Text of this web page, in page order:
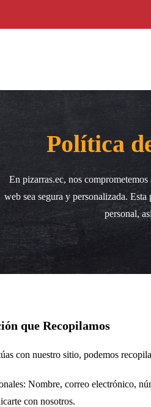
Política
En pizarras.ec, nos
web sea segura y personalizada.
personal,
que Recopilamos
con nuestro sitio, podemos
Nombre, correo electrónico,
con nosotros.